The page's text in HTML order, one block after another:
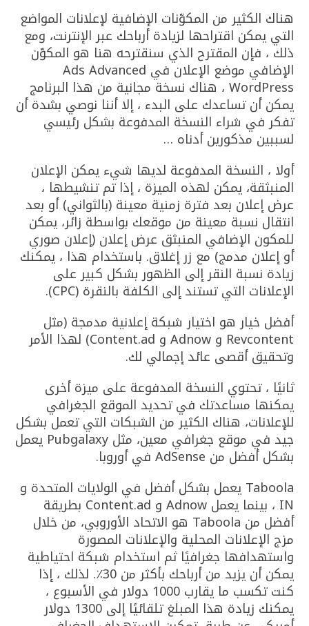
هناك الكثير من المكوّنات الإضافية لإعلانات المواضع
التي يمكن اقتراحها لزيادة أرباحك عبر الإنترنت، ومع
ذلك ، فإن المقترح الذي سنقترحه هنا هو المكوّن
الإضافي موضع الإعلان في Ads Advanced
WordPress ، هناك نسخة مجانية من هذا البرنامج
يمكن أن تساعدك على البدء ، إلا أننا نوصي بشدة أن
تفكر في شراء النسخة المدفوعة بشكل رئيسي
لسببين مذكورين أدناه …
أولا ، النسخة المدفوعة لديها شيء يمكن الإعلان
المنبثقة، يمكن لهذه الميزة ، إذا تم تنشيطها ،
عرض إعلان بعد فترة زمنية معينة (بالثواني) أو بعد
انتقال نسبة معينة من موقعك بواسطة زائر، يمكن
للمكون الإضافي المنبثق عرض إعلان (إعلان صوري
أو إعلان مدمج) مع زر إغلاق. باستخدام هذا ، يمكنك
زيادة نسبة النقر إلى الظهور بشكل كبير على
الإعلانات التي تستند إلى الكلفة بالنقرة (CPC).
أفضل خيار هو اختيار شبكة إعلانية مدمجة (مثل
Revcontent و Adnow و Content.ad) لهذا الأمر
وتحقيق أقصى عائد إجمالي لك.
ثانيًا ، تحتوي النسخة المدفوعة على ميزة أخرى
يمكنها مساعدتك في تحديد الموقع الجغرافي
للإعلانات، هناك الكثير من الشبكات التي تعمل بشكل
جيد في موقع جغرافي معين، مثل Pubgalaxy يعمل
بشكل أفضل من AdSense في أوروبا.
Taboola يعمل بشكل أفضل في الولايات المتحدة و
IN ، بينما يعمل Adnow و Content.ad بطريقة
أفضل من Taboola هو الاتحاد الأوروبي، من خلال
مزج الإعلانات المحلية والإعلانات المصورة
واستهدافها جغرافيًا ثم استخدام شبكة احتياطية
يمكن أن يزيد من أرباحك بأكثر من 30٪. لذلك ، إذا
كنت تكسب ما يقارب 1000 دولار في الأسبوع ،
يمكنك زيادة هذا المبلغ تلقائيًا إلى 1300 دولار